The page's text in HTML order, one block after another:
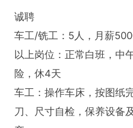
诚聘
车工/铣工：5人，月薪
以上岗位：正常白班，中
险，休4天
车工：操作车床，按图纸
刀、尺寸自检，保养设备